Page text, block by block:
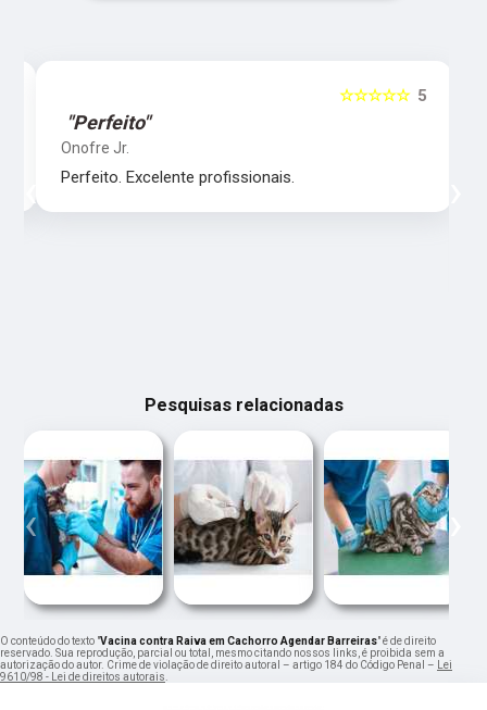
5
☆☆☆☆☆
"Perfeito"
Onofre Jr.
Perfeito. Excelente profissionais.
‹
Pesquisas relacionadas
‹ ›
O conteúdo do texto "Vacina contra Raiva em Cachorro Agendar Barreiras" é de direito
reservado. Sua reprodução, parcial ou total, mesmo citando nossos links, é proibida sem a
autorização do autor. Crime de violação de direito autoral – artigo 184 do Código Penal – Lei
9610/98 - Lei de direitos autorais.